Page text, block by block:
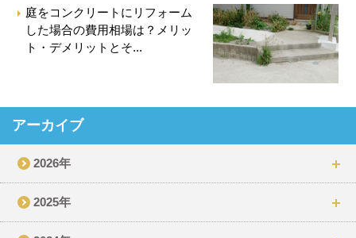
庭をコンクリートにリフォーム
した場合の費用相場は？メリッ
ト・デメリットとそ...
アーカイブ
2026年
2025年